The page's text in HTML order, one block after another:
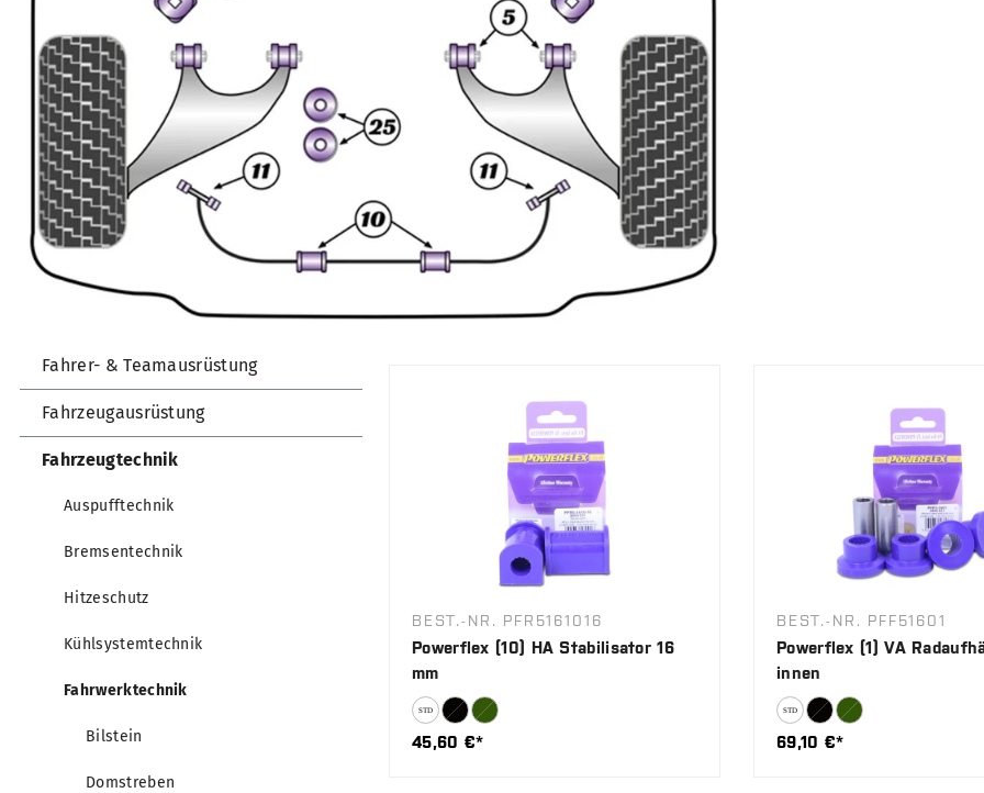
Fahrer- & Teamausrüstung
Fahrzeugausrüstung
Fahrzeugtechnik
Auspufftechnik
Bremsentechnik
Hitzeschutz
Kühlsystemtechnik
Fahrwerktechnik
Bilstein
Domstreben
BEST.-NR. PFR5161016
Powerflex (10) HA Stabilisator 16
mm
45,60 €*
BEST.-NR. PFF51601
Powerflex (1) VA
innen
69,10 €*